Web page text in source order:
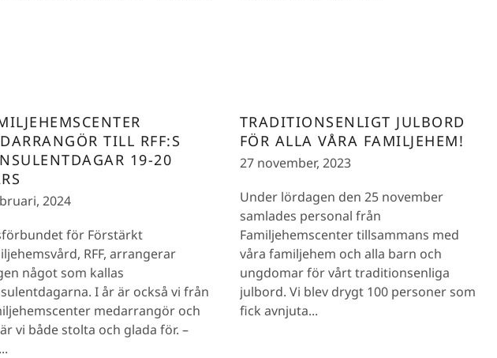
TILL RFF:S
19-20
2024
för Förstärkt
RFF, arrangerar
något som kallas
I år är också vi från
medarrangör och
vi både stolta och glada för. –
TRADITIONSENLIGT JULBORD
FÖR ALLA VÅRA FAMILJEHEM!
27 november, 2023
Under lördagen den 25 november
samlades personal från
Familjehemscenter tillsammans med
våra familjehem och alla barn och
ungdomar för vårt traditionsenliga
julbord. Vi blev drygt 100 personer som
fick avnjuta...